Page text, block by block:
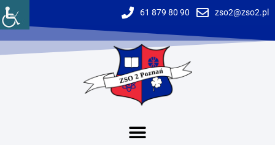
61 879 80 90 zso2@zso2.pl